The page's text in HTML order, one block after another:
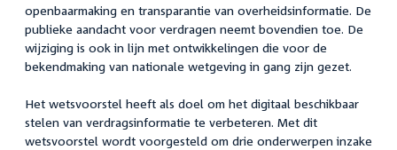
openbaarmaking en transparantie van overheidsinformatie. De
publieke aandacht voor verdragen neemt bovendien toe. De
wijziging is ook in lijn met ontwikkelingen die voor de
bekendmaking van nationale wetgeving in gang zijn gezet.
Het wetsvoorstel heeft als doel om het digitaal beschikbaar
stelen van verdragsinformatie te verbeteren. Met dit
wetsvoorstel wordt voorgesteld om drie onderwerpen inzake